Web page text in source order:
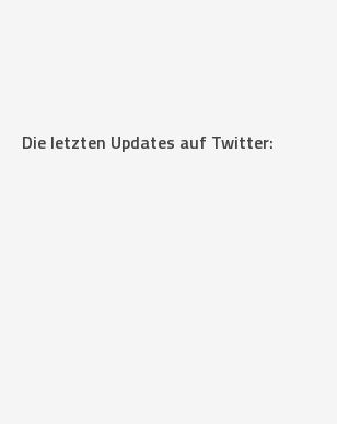
Die letzten Updates auf Twitter: